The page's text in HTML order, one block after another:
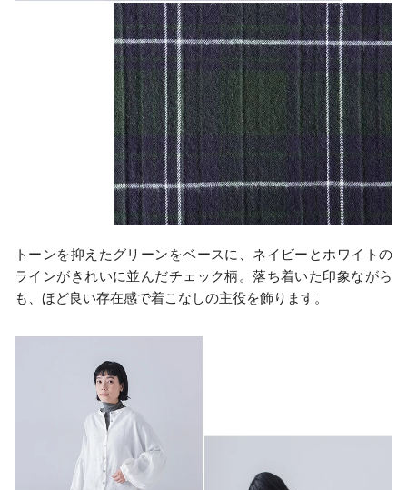
トーンを抑えたグリーンをベースに、ネイビーとホワイトの
ラインがきれいに並んだチェック柄。落ち着いた印象ながら
も、ほど良い存在感で着こなしの主役を飾ります。